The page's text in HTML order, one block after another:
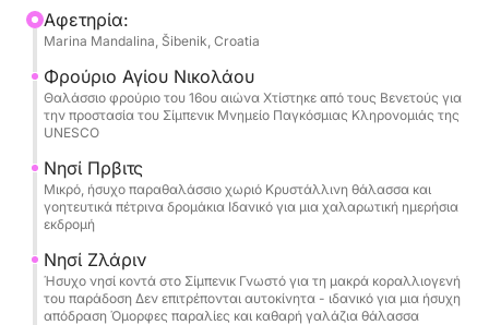
από το λιμάνι, θα απολαύσετε πανοραμική θέα
στην ιστορική πόλη του Σίμπενικ και το
εντυπωσιακό Φρούριο του Αγίου Νικολάου, ένα
ορόσημο προστατευόμενο από την UNESCO που
φυλάει την είσοδο του καναλιού.
Η περιήγηση συνεχίζεται προς τα γοητευτικά νησιά
Πρβιτς και Ζλάριν, γνωστά για την αυθεντική
δαλματική τους ατμόσφαιρα, τις ήσυχες παραλίες
και τα κρυστάλλινα νερά. Κατά μήκος της
διαδρομής, ο καπετάνιος σας θα αγκυροβολήσει
σε όμορφους απομονωμένους κόλπους, δίνοντάς
Αφετηρία:
Marina Mandalina, Šibenik, Croatia
Φρούριο Αγίου Νικολάου
Θαλάσσιο φρούριο του 16ου αιώνα Χτίστηκε από τους Βενετούς για
την προστασία του Σίμπενικ Μνημείο Παγκόσμιας Κληρονομιάς της
UNESCO
Νησί Πρβιτς
Μικρό, ήσυχο παραθαλάσσιο χωριό Κρυστάλλινη θάλασσα και
γοητευτικά πέτρινα δρομάκια Ιδανικό για μια χαλαρωτική ημερήσια
εκδρομή
Νησί Ζλάριν
Ήσυχο νησί κοντά στο Σίμπενικ Γνωστό για τη μακρά κοραλλιογενή
του παράδοση Δεν επιτρέπονται αυτοκίνητα - ιδανικό για μια ήσυχη
απόδραση Όμορφες παραλίες και καθαρή γαλάζια θάλασσα